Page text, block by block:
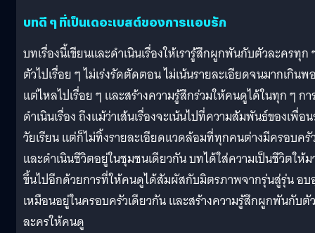
บทดี ๆ ที่เป็นเดอะเบสต์ของการแอบรัก
บทเรื่องนี้เขียนและดำเนินเรื่องให้เรารู้สึกผูกพันกับตัวละครทุก
ตัวไปเรื่อย ๆ ไม่เร่งรัดตัดตอน ไม่เน้นรายละเอียดจนมากเกิน
แต่ไหลไปเรื่อย ๆ และสร้างความรู้สึกร่วมให้คนดูได้ในทุก ๆ กา
ดำเนินเรื่อง ถึงแม้ว่าเส้นเรื่องจะเน้นไปที่ความสัมพันธ์ของเพื่อ
วัยเรียน แต่ก็ไม่ทิ้งรายละเอียดแวดล้อมที่ทุกคนต่างมีครอบครั
และดำเนินชีวิตอยู่ในชุมชนเดียวกัน บทได้ใส่ความเป็นชีวิตให้
ขึ้นไปอีกด้วยการที่ให้คนดูได้สัมผัสกับมิตรภาพจากรุ่นสู่รุ่น อ
เหมือนอยู่ในครอบครัวเดียวกัน และสร้างความรู้สึกผูกพันกับตัว
ละครให้คนดู